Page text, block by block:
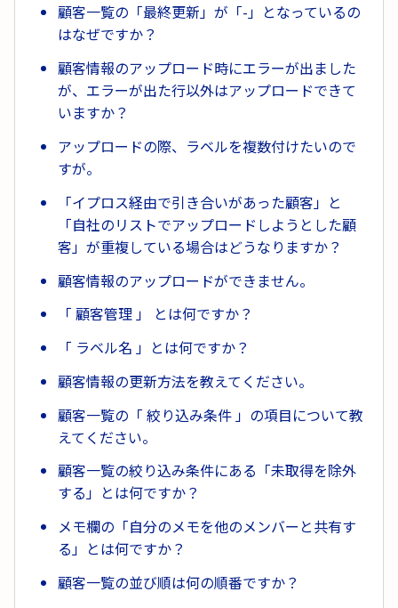
顧客一覧の「最終更新」が「-」となっているの
はなぜですか？
顧客情報のアップロード時にエラーが出ました
が、エラーが出た行以外はアップロードできて
いますか？
アップロードの際、ラベルを複数付けたいので
すが。
「イプロス経由で引き合いがあった顧客」と
「自社のリストでアップロードしようとした顧
客」が重複している場合はどうなりますか？
顧客情報のアップロードができません。
「 顧客管理 」 とは何ですか？
「 ラベル名 」とは何ですか？
顧客情報の更新方法を教えてください。
顧客一覧の「 絞り込み条件 」の項目について教
えてください。
顧客一覧の絞り込み条件にある「未取得を除外
する」とは何ですか？
メモ欄の「自分のメモを他のメンバーと共有す
る」とは何ですか？
顧客一覧の並び順は何の順番ですか？